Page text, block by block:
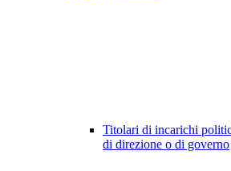
Titolari di incarichi
di direzione o di governo